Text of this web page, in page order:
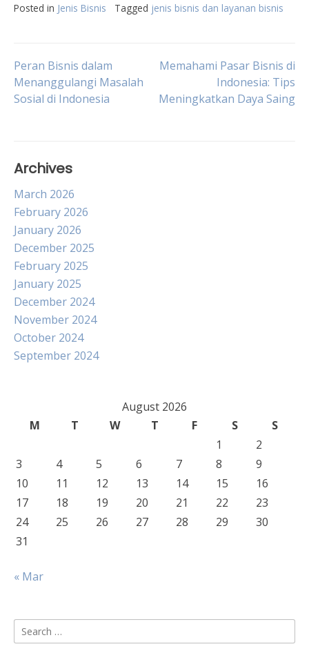
Posted in Jenis Bisnis Tagged jenis bisnis dan layanan bisnis
Post
navigation
Peran Bisnis dalam
Menanggulangi Masalah
Sosial di Indonesia
Memahami Pasar Bisnis di
Indonesia: Tips
Meningkatkan Daya Saing
Archives
March 2026
February 2026
January 2026
December 2025
February 2025
January 2025
December 2024
November 2024
October 2024
September 2024
August 2026
M
T W T F S
S
1
2
3
4 5 6 7 8
9
10
11 12 13 14 15
16
17
18 19 20 21 22
23
24
25 26 27 28 29
30
31
« Mar
Search
for: